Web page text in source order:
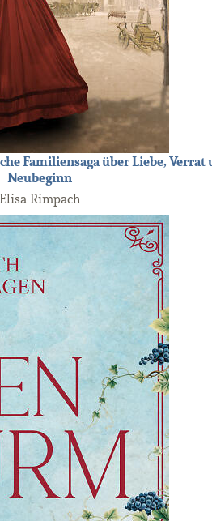
Familiensaga über Liebe,
Neubeginn
Elisa Rimpach